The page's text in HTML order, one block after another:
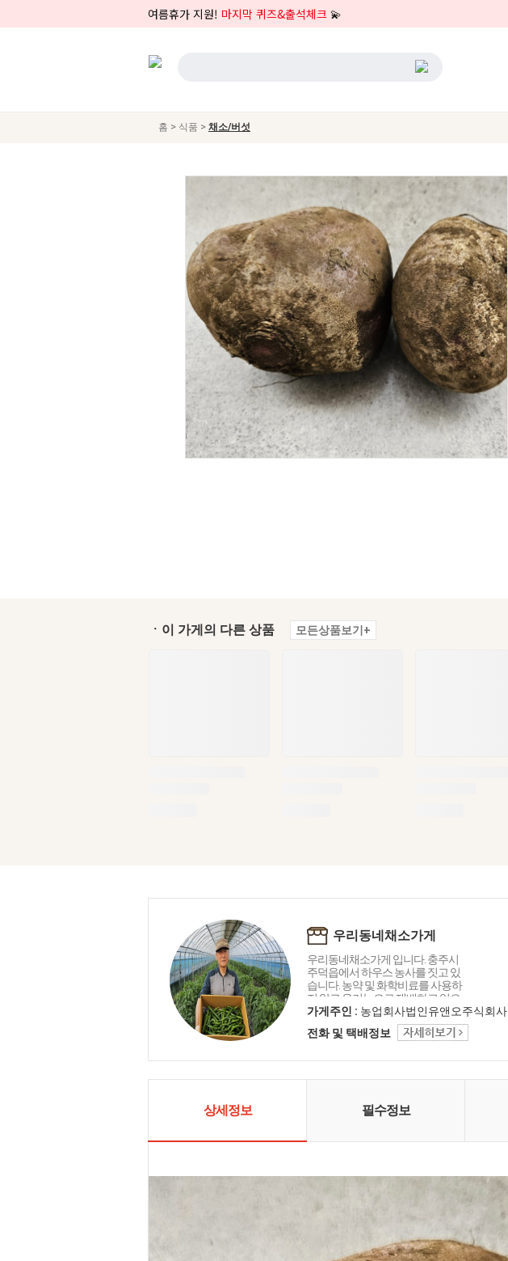
여름휴가 지원! 마지막 퀴즈&출석체크 💫
홈 > 식품 > 채소/버섯
ㆍ이 가게의 다른 상품 모든상품보기+
우리동네채소가게
우리동네채소가게 입니다. 충주시
주덕읍에서 하우스 농사를 짓고 있
습니다. 농약 및 화학비료를 사용하
지 않고 유기농으로 재배하고 있으
며 조금씩 재배품목을 늘려 다양한
품목을 판매할 수 있도록 노력중입
니다. 저희 농산물로는 구색을 다 갖
경농가 및 GAP농가들과 함께 우리
많은 관심을 부탁드립니다.
가게주인 : 농업회사법인유앤오주식회사
전화 및 택배정보
상세정보 필수정보